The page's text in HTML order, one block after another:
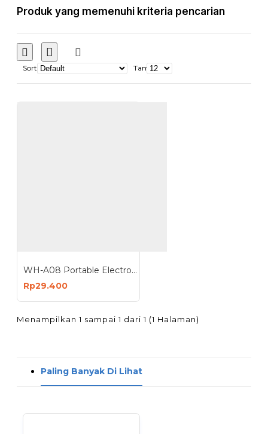
Produk yang memenuhi kriteria pencarian
Sort Tampilkan:
WH-A08 Portable Electronic Scale - Timbangan Gantung 50 Kg
Rp29.400
Menampilkan 1 sampai 1 dari 1 (1 Halaman)
Paling Banyak Di Lihat